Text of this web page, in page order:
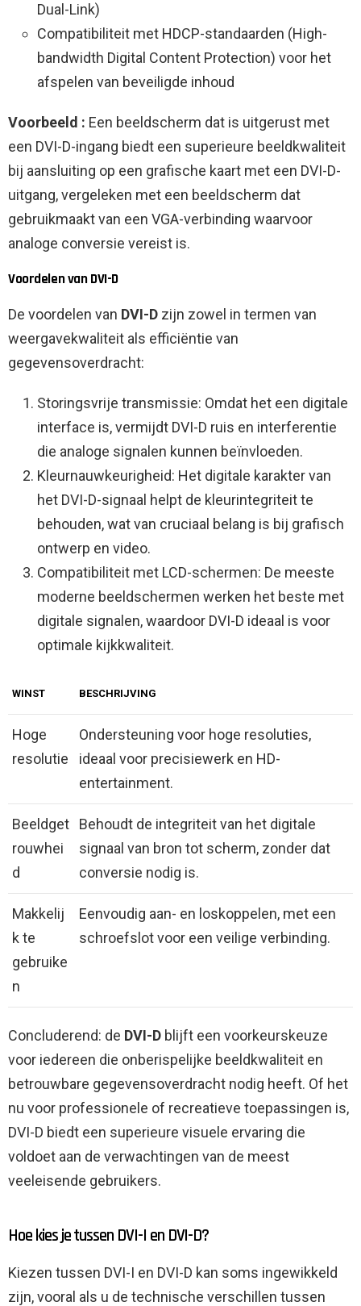
Dual-Link)
Compatibiliteit met HDCP-standaarden (High-
bandwidth Digital Content Protection) voor het
afspelen van beveiligde inhoud
Voorbeeld : Een beeldscherm dat is uitgerust met
een DVI-D-ingang biedt een superieure beeldkwaliteit
bij aansluiting op een grafische kaart met een DVI-D-
uitgang, vergeleken met een beeldscherm dat
gebruikmaakt van een VGA-verbinding waarvoor
analoge conversie vereist is.
Voordelen van DVI-D
De voordelen van DVI-D zijn zowel in termen van
weergavekwaliteit als efficiëntie van
gegevensoverdracht:
Storingsvrije transmissie: Omdat het een digitale
interface is, vermijdt DVI-D ruis en interferentie
die analoge signalen kunnen beïnvloeden.
Kleurnauwkeurigheid: Het digitale karakter van
het DVI-D-signaal helpt de kleurintegriteit te
behouden, wat van cruciaal belang is bij grafisch
ontwerp en video.
Compatibiliteit met LCD-schermen: De meeste
moderne beeldschermen werken het beste met
digitale signalen, waardoor DVI-D ideaal is voor
optimale kijkkwaliteit.
WINST BESCHRIJVING
Hoge
resolutie
Ondersteuning voor hoge resoluties,
ideaal voor precisiewerk en HD-
entertainment.
Beeldget
rouwhei
d
Behoudt de integriteit van het digitale
signaal van bron tot scherm, zonder dat
conversie nodig is.
Makkelij
k te
gebruike
n
Eenvoudig aan- en loskoppelen, met een
schroefslot voor een veilige verbinding.
Concluderend: de DVI-D blijft een voorkeurskeuze
voor iedereen die onberispelijke beeldkwaliteit en
betrouwbare gegevensoverdracht nodig heeft. Of het
nu voor professionele of recreatieve toepassingen is,
DVI-D biedt een superieure visuele ervaring die
voldoet aan de verwachtingen van de meest
veeleisende gebruikers.
Hoe kies je tussen DVI-I en DVI-D?
Kiezen tussen DVI-I en DVI-D kan soms ingewikkeld
zijn, vooral als u de technische verschillen tussen